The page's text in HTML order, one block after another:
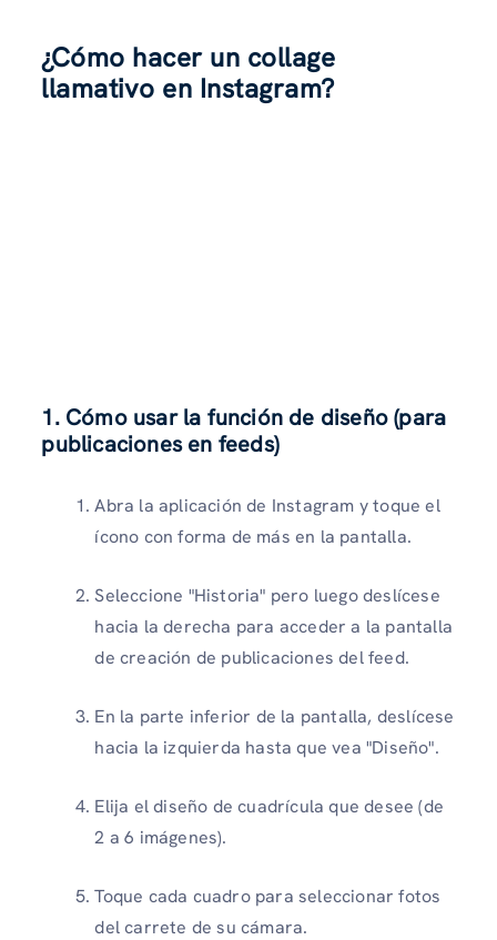
¿Cómo hacer un collage
llamativo en Instagram?
1. Cómo usar la función de diseño (para
publicaciones en feeds)
Abra la aplicación de Instagram y toque el
ícono con forma de más en la pantalla.
Seleccione "Historia" pero luego deslícese
hacia la derecha para acceder a la pantalla
de creación de publicaciones del feed.
En la parte inferior de la pantalla, deslícese
hacia la izquierda hasta que vea "Diseño".
Elija el diseño de cuadrícula que desee (de
2 a 6 imágenes).
Toque cada cuadro para seleccionar fotos
del carrete de su cámara.